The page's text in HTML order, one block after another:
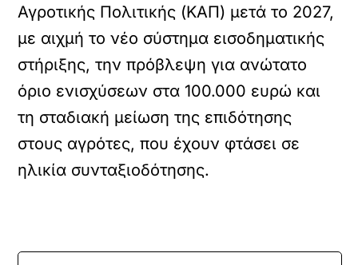
Αγροτικής Πολιτικής (ΚΑΠ) μετά το 2027,
με αιχμή το νέο σύστημα εισοδηματικής
στήριξης, την πρόβλεψη για ανώτατο
όριο ενισχύσεων στα 100.000 ευρώ και
τη σταδιακή μείωση της επιδότησης
στους αγρότες, που έχουν φτάσει σε
ηλικία συνταξιοδότησης.